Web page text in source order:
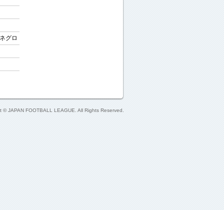
グロ
© JAPAN FOOTBALL LEAGUE. All Rights Reserved.